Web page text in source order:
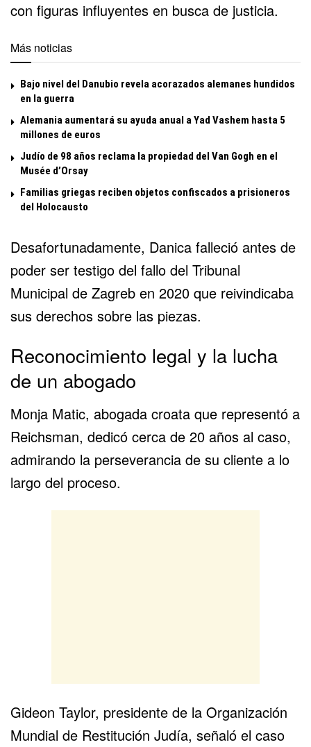
con figuras influyentes en busca de justicia.
Más noticias
Bajo nivel del Danubio revela acorazados alemanes hundidos
en la guerra
Alemania aumentará su ayuda anual a Yad Vashem hasta 5
millones de euros
Judío de 98 años reclama la propiedad del Van Gogh en el
Musée d’Orsay
Familias griegas reciben objetos confiscados a prisioneros
del Holocausto
Desafortunadamente, Danica falleció antes de
poder ser testigo del fallo del Tribunal
Municipal de Zagreb en 2020 que reivindicaba
sus derechos sobre las piezas.
Reconocimiento legal y la lucha
de un abogado
Monja Matic, abogada croata que representó a
Reichsman, dedicó cerca de 20 años al caso,
admirando la perseverancia de su cliente a lo
largo del proceso.
Gideon Taylor, presidente de la Organización
Mundial de Restitución Judía, señaló el caso